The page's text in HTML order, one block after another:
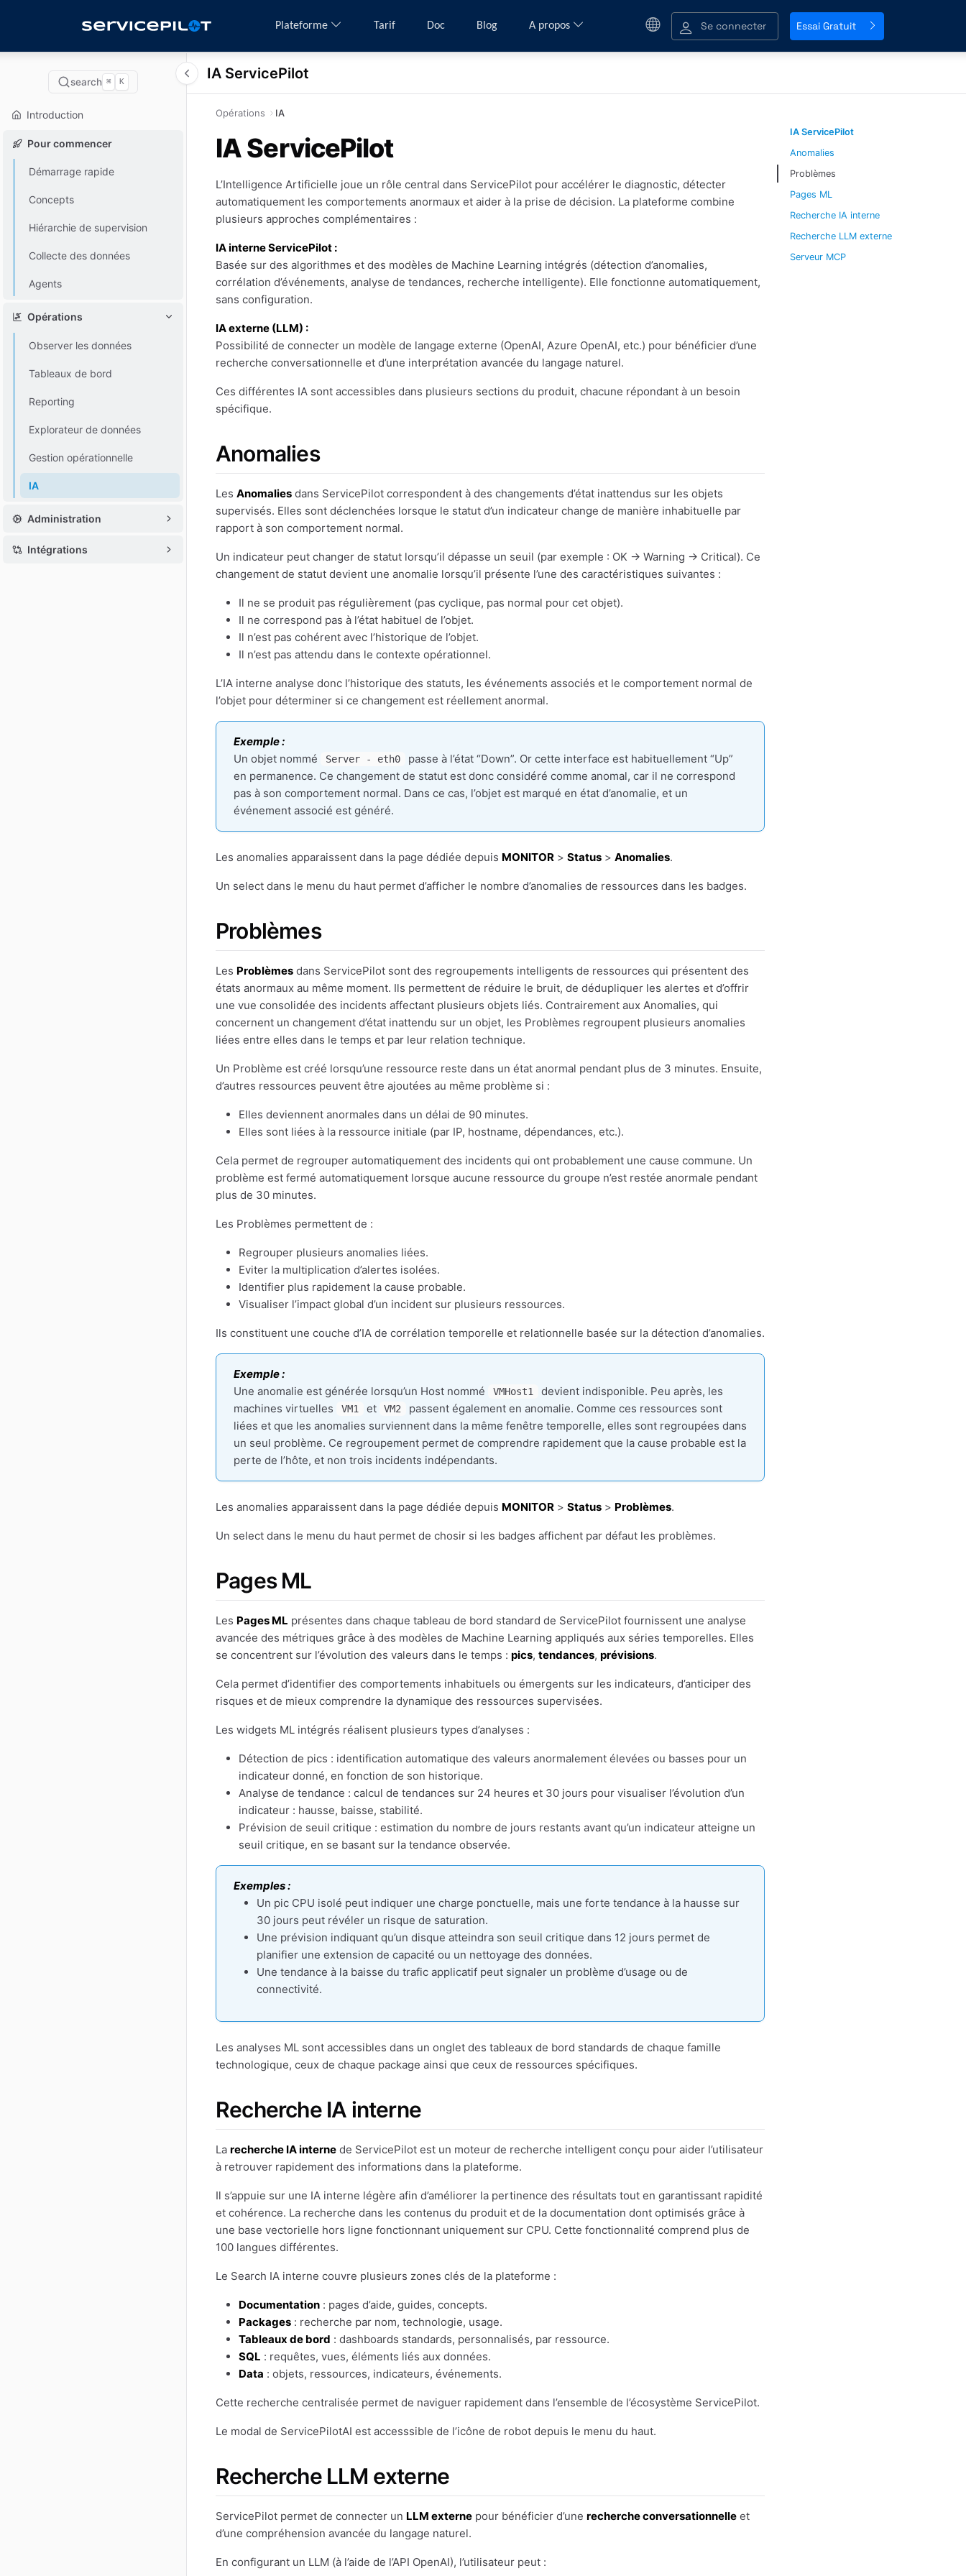
Plateforme Tarif Doc Blog A propos Se connecter Essai Gratuit
search ⌘ K
Introduction
Pour commencer
Démarrage rapide
Concepts
Hiérarchie de supervision
Collecte des données
Agents
Opérations
Observer les données
Tableaux de bord
Reporting
Explorateur de données
Gestion opérationnelle
IA
Administration
Intégrations
IA ServicePilot
Opérations IA
IA ServicePilot
L’Intelligence Artificielle joue un rôle central dans ServicePilot pour accélérer le diagnostic, détecter
automatiquement les comportements anormaux et aider à la prise de décision. La plateforme combine
plusieurs approches complémentaires :
IA interne ServicePilot :
Basée sur des algorithmes et des modèles de Machine Learning intégrés (détection d’anomalies,
corrélation d’événements, analyse de tendances, recherche intelligente). Elle fonctionne automatiquement,
sans configuration.
IA externe (LLM) :
Possibilité de connecter un modèle de langage externe (OpenAI, Azure OpenAI, etc.) pour bénéficier d’une
recherche conversationnelle et d’une interprétation avancée du langage naturel.
Ces différentes IA sont accessibles dans plusieurs sections du produit, chacune répondant à un besoin
spécifique.
Anomalies
Les Anomalies dans ServicePilot correspondent à des changements d’état inattendus sur les objets
supervisés. Elles sont déclenchées lorsque le statut d’un indicateur change de manière inhabituelle par
rapport à son comportement normal.
Un indicateur peut changer de statut lorsqu’il dépasse un seuil (par exemple : OK → Warning → Critical). Ce
changement de statut devient une anomalie lorsqu’il présente l’une des caractéristiques suivantes :
Il ne se produit pas régulièrement (pas cyclique, pas normal pour cet objet).
Il ne correspond pas à l’état habituel de l’objet.
Il n’est pas cohérent avec l’historique de l’objet.
Il n’est pas attendu dans le contexte opérationnel.
L’IA interne analyse donc l’historique des statuts, les événements associés et le comportement normal de
l’objet pour déterminer si ce changement est réellement anormal.
Exemple :
Un objet nommé
Server - eth0
passe à l’état “Down”. Or cette interface est habituellement “Up”
en permanence. Ce changement de statut est donc considéré comme anomal, car il ne correspond
pas à son comportement normal. Dans ce cas, l’objet est marqué en état d’anomalie, et un
événement associé est généré.
Les anomalies apparaissent dans la page dédiée depuis MONITOR > Status > Anomalies.
Un select dans le menu du haut permet d’afficher le nombre d’anomalies de ressources dans les badges.
Problèmes
Les Problèmes dans ServicePilot sont des regroupements intelligents de ressources qui présentent des
états anormaux au même moment. Ils permettent de réduire le bruit, de dédupliquer les alertes et d’offrir
une vue consolidée des incidents affectant plusieurs objets liés. Contrairement aux Anomalies, qui
concernent un changement d’état inattendu sur un objet, les Problèmes regroupent plusieurs anomalies
liées entre elles dans le temps et par leur relation technique.
Un Problème est créé lorsqu’une ressource reste dans un état anormal pendant plus de 3 minutes. Ensuite,
d’autres ressources peuvent être ajoutées au même problème si :
Elles deviennent anormales dans un délai de 90 minutes.
Elles sont liées à la ressource initiale (par IP, hostname, dépendances, etc.).
Cela permet de regrouper automatiquement des incidents qui ont probablement une cause commune. Un
problème est fermé automatiquement lorsque aucune ressource du groupe n’est restée anormale pendant
plus de 30 minutes.
Les Problèmes permettent de :
Regrouper plusieurs anomalies liées.
Eviter la multiplication d’alertes isolées.
Identifier plus rapidement la cause probable.
Visualiser l’impact global d’un incident sur plusieurs ressources.
Ils constituent une couche d’IA de corrélation temporelle et relationnelle basée sur la détection d’anomalies.
Exemple :
Une anomalie est générée lorsqu’un Host nommé
VMHost1
devient indisponible. Peu après, les
machines virtuelles
VM1 et VM2
passent également en anomalie. Comme ces ressources sont
liées et que les anomalies surviennent dans la même fenêtre temporelle, elles sont regroupées dans
un seul problème. Ce regroupement permet de comprendre rapidement que la cause probable est la
perte de l’hôte, et non trois incidents indépendants.
Les anomalies apparaissent dans la page dédiée depuis MONITOR > Status > Problèmes.
Un select dans le menu du haut permet de chosir si les badges affichent par défaut les problèmes.
Pages ML
Les Pages ML présentes dans chaque tableau de bord standard de ServicePilot fournissent une analyse
avancée des métriques grâce à des modèles de Machine Learning appliqués aux séries temporelles. Elles
se concentrent sur l’évolution des valeurs dans le temps : pics, tendances, prévisions.
Cela permet d’identifier des comportements inhabituels ou émergents sur les indicateurs, d’anticiper des
risques et de mieux comprendre la dynamique des ressources supervisées.
Les widgets ML intégrés réalisent plusieurs types d’analyses :
Détection de pics : identification automatique des valeurs anormalement élevées ou basses pour un
indicateur donné, en fonction de son historique.
Analyse de tendance : calcul de tendances sur 24 heures et 30 jours pour visualiser l’évolution d’un
indicateur : hausse, baisse, stabilité.
Prévision de seuil critique : estimation du nombre de jours restants avant qu’un indicateur atteigne un
seuil critique, en se basant sur la tendance observée.
Exemples :
Un pic CPU isolé peut indiquer une charge ponctuelle, mais une forte tendance à la hausse sur
30 jours peut révéler un risque de saturation.
Une prévision indiquant qu’un disque atteindra son seuil critique dans 12 jours permet de
planifier une extension de capacité ou un nettoyage des données.
Une tendance à la baisse du trafic applicatif peut signaler un problème d’usage ou de
connectivité.
Les analyses ML sont accessibles dans un onglet des tableaux de bord standards de chaque famille
technologique, ceux de chaque package ainsi que ceux de ressources spécifiques.
Recherche IA interne
La recherche IA interne de ServicePilot est un moteur de recherche intelligent conçu pour aider l’utilisateur
à retrouver rapidement des informations dans la plateforme.
Il s’appuie sur une IA interne légère afin d’améliorer la pertinence des résultats tout en garantissant rapidité
et cohérence. La recherche dans les contenus du produit et de la documentation dont optimisés grâce à
une base vectorielle hors ligne fonctionnant uniquement sur CPU. Cette fonctionnalité comprend plus de
100 langues différentes.
Le Search IA interne couvre plusieurs zones clés de la plateforme :
Documentation : pages d’aide, guides, concepts.
Packages : recherche par nom, technologie, usage.
Tableaux de bord : dashboards standards, personnalisés, par ressource.
SQL : requêtes, vues, éléments liés aux données.
Data : objets, ressources, indicateurs, événements.
Cette recherche centralisée permet de naviguer rapidement dans l’ensemble de l’écosystème ServicePilot.
Le modal de ServicePilotAI est accesssible de l’icône de robot depuis le menu du haut.
Recherche LLM externe
ServicePilot permet de connecter un LLM externe pour bénéficier d’une recherche conversationnelle et
d’une compréhension avancée du langage naturel.
En configurant un LLM (à l’aide de l’API OpenAI), l’utilisateur peut :
IA ServicePilot
Anomalies
Problèmes
Pages ML
Recherche IA interne
Recherche LLM externe
Serveur MCP